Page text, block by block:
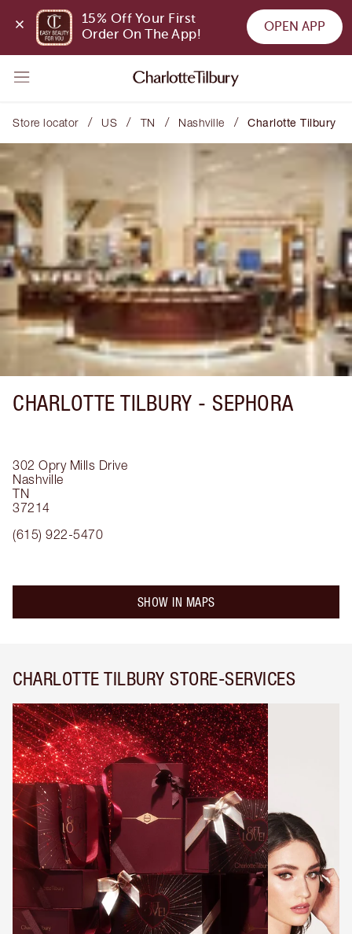
15% Off Your First
Order On The App!
OPEN APP
Store locator / US / TN / Nashville / Charlotte Tilbury
CHARLOTTE TILBURY - SEPHORA
302 Opry Mills Drive
Nashville
TN
37214
(615) 922-5470
SHOW IN MAPS
CHARLOTTE TILBURY STORE-SERVICES